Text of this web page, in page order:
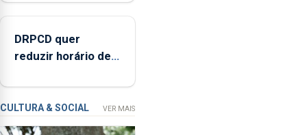
de
compra,
investimento
de
2,3
nos Açores
DRPCD quer
reduzir horário de
Região
CULTURA & SOCIAL VER MAIS